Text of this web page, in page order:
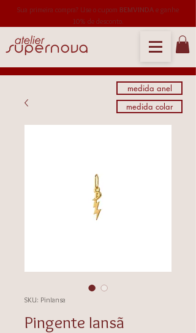
Sua primeira compra? Use o cupom BEMVINDA e ganhe
10% de desconto.
medida anel
SKU: PinIansa
Pingente Iansã
medida colar